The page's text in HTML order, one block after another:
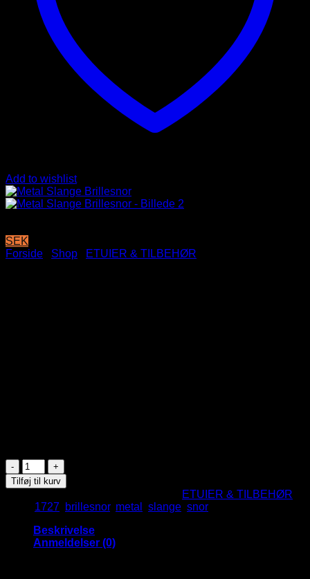
Add to wishlist
SEK
Forside
Shop ETUIER & TILBEHØR
Metal
Slange
Brillesnor
antal
Tilføj til kurv
ETUIER & TILBEHØR
1727 brillesnor, metal slange snor
Beskrivelse
Anmeldelser (0)